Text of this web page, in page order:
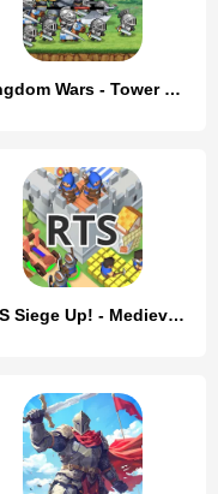
Kingdom Wars - Tower Defense
RTS Siege Up! - Medieval War